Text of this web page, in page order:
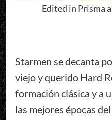
Edited in Prisma
Starmen se decanta
viejo y querido Hard
formación clásica y a
las mejores épocas